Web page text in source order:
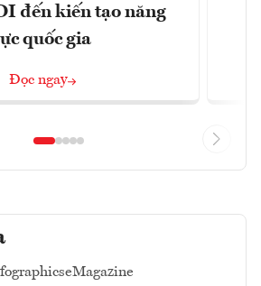
đến kiến tạo năng
quốc gia
Đọc ngay
eMagazine